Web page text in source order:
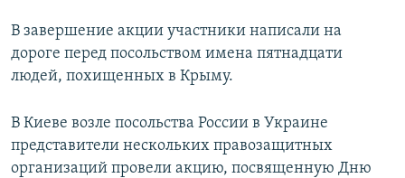
В завершение акции участники написали на
дороге перед посольством имена пятнадцати
людей, похищенных в Крыму.
В Киеве возле посольства России в Украине
представители нескольких правозащитных
организаций провели акцию, посвященную Дню